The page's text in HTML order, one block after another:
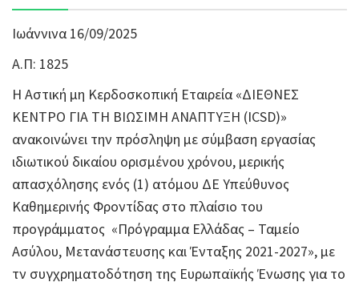
Ιωάννινα 16/09/2025
Α.Π: 1825
Η Αστική μη Κερδοσκοπική Εταιρεία «ΔΙΕΘΝΕΣ
ΚΕΝΤΡΟ ΓΙΑ ΤΗ ΒΙΩΣΙΜΗ ΑΝΑΠΤΥΞΗ (ICSD)»
ανακοινώνει την πρόσληψη με σύμβαση εργασίας
ιδιωτικού δικαίου ορισμένου χρόνου, μερικής
απασχόλησης ενός (1) ατόμου ΔΕ Υπεύθυνος
Καθημερινής Φροντίδας στο πλαίσιο του
προγράμματος «Πρόγραμμα Ελλάδας – Ταμείο
Ασύλου, Μετανάστευσης και Ένταξης 2021-2027», με
τν συγχρηματοδότηση της Ευρωπαϊκής Ένωσης για το